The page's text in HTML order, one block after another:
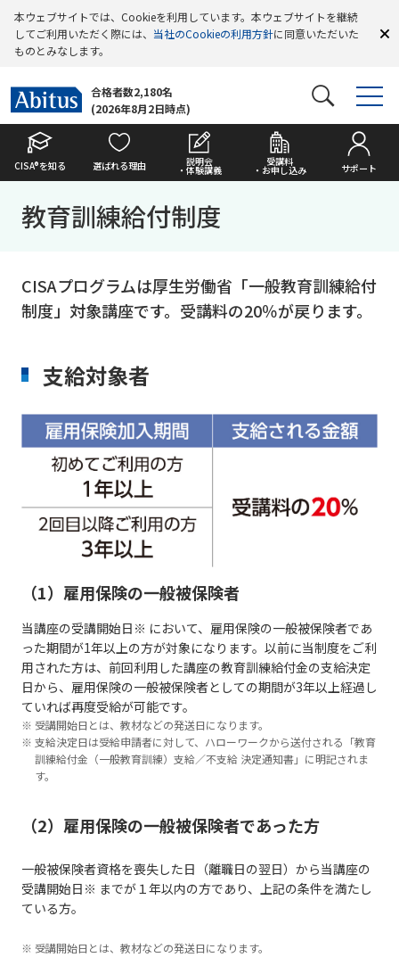
本ウェブサイトでは、Cookieを利用しています。本ウェブサイトを継続
してご利用いただく際には、 当社のCookieの利用方針に同意いただいた
ものとみなします。
合格者数2,180名
(2026年8月2日時点)
CISA®を知る 選ばれる理由 説明会
・体験講義
受講料
・お申し込み サポート
教育訓練給付制度
CISAプログラムは厚生労働省「一般教育訓練給付
制度」対象講座です。受講料の20％が戻ります。
支給対象者
（1）雇用保険の一般被保険者
当講座の受講開始日※ において、雇用保険の一般被保険者であ
った期間が1年以上の方が対象になります。以前に当制度をご利
用された方は、前回利用した講座の教育訓練給付金の支給決定
日から、雇用保険の一般被保険者としての期間が3年以上経過し
ていれば再度受給が可能です。
受講開始日とは、教材などの発送日になります。
支給決定日は受給申請者に対して、ハローワークから送付される「教育
訓練給付金（一般教育訓練）支給／不支給 決定通知書」に明記されま
す。
（2）雇用保険の一般被保険者であった方
一般被保険者資格を喪失した日（離職日の翌日）から当講座の
受講開始日※ までが１年以内の方であり、上記の条件を満たし
ている方。
受講開始日とは、教材などの発送日になります。